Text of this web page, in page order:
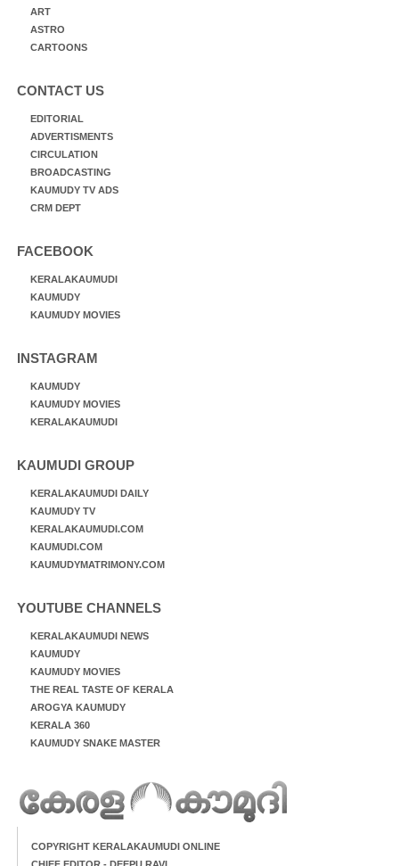
ART
ASTRO
CARTOONS
CONTACT US
EDITORIAL
ADVERTISMENTS
CIRCULATION
BROADCASTING
KAUMUDY TV ADS
CRM DEPT
FACEBOOK
KERALAKAUMUDI
KAUMUDY
KAUMUDY MOVIES
INSTAGRAM
KAUMUDY
KAUMUDY MOVIES
KERALAKAUMUDI
KAUMUDI GROUP
KERALAKAUMUDI DAILY
KAUMUDY TV
KERALAKAUMUDI.COM
KAUMUDI.COM
KAUMUDYMATRIMONY.COM
YOUTUBE CHANNELS
KERALAKAUMUDI NEWS
KAUMUDY
KAUMUDY MOVIES
THE REAL TASTE OF KERALA
AROGYA KAUMUDY
KERALA 360
KAUMUDY SNAKE MASTER
COPYRIGHT KERALAKAUMUDI ONLINE